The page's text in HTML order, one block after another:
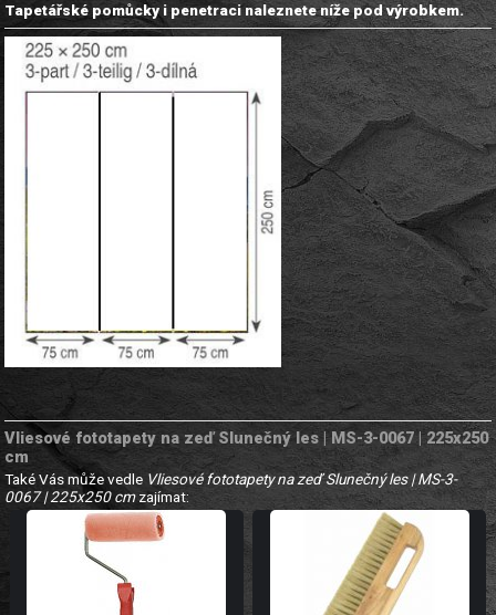
Tapetářské pomůcky i penetraci naleznete níže pod výrobkem.
Vliesové fototapety na zeď Slunečný les | MS-3-0067 | 225x250
cm
Také Vás může vedle Vliesové fototapety na zeď Slunečný les | MS-3-
0067 | 225x250 cmzajímat: